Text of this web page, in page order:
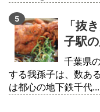
「抜
子駅
千葉県
する我孫子は、数あ
は都心の地下鉄千代...